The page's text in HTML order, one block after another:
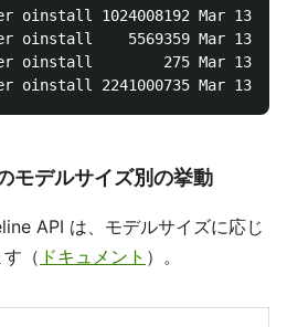
モデルサイズ別の挙動
API は、モデルサイズに応じ
（ ドキュメント ）。